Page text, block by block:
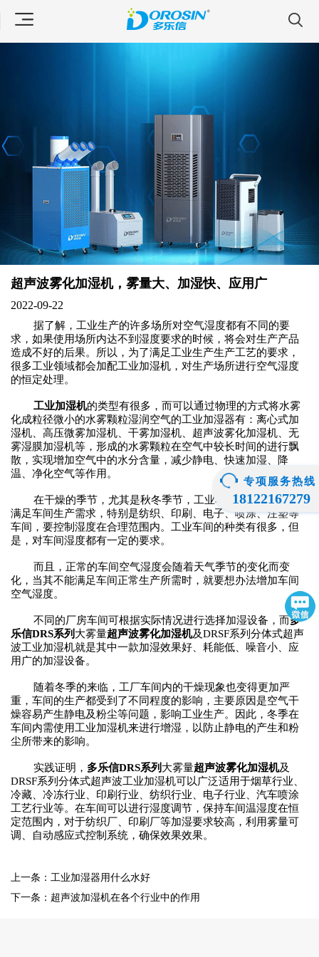
超声波雾化加湿机，雾量大、加湿快、应用广
2022-09-22
据了解，工业生产的许多场所对空气湿度都有不同的要
求，如果使用场所内达不到湿度要求的时候，将会对生产产品
造成不好的后果。所以，为了满足工业生产生产工艺的要求，
很多工业领域都会加配工业加湿机 ，对生产场所进行空气湿度
的恒定处理。
工业加湿机的类型有很多，而可以通过物理的方式将水雾
化成粒径微小的水雾颗粒湿润空气的工业加湿器有：离心式加
湿机 、高压微雾加湿机 、干雾加湿机 、超声波雾化加湿机 、无
雾湿膜加湿机等，形成的水雾颗粒在空气中较长时间的进行飘
散，实现增加空气中的水分含量，减少静电、快速加湿、降
温、净化空气等作用。
在干燥的季节，尤其是秋冬季节，工业车间湿度低，不能
满足车间生产需求，特别是纺织、印刷、电子、喷涂、注塑等
车间，要控制湿度在合理范围内。工业车间的种类有很多，但
是，对车间湿度都有一定的要求。
而且，正常的车间空气湿度会随着天气季节的变化而变
化，当其不能满足车间正常生产所需时，就要想办法增加车间
空气湿度。
不同的厂房车间可根据实际情况进行选择加湿设备，而多
乐信DRS系列 大雾量超声波雾化加湿机及DRSF系列 分体式超声
波工业加湿机就是其中一款加湿效果好、耗能低、噪音小、应
用广的加湿设备。
随着冬季的来临，工厂车间内的干燥现象也变得更加严
重，车间的生产都受到了不同程度的影响，主要原因是空气干
燥容易产生静电及粉尘等问题，影响工业生产。因此，冬季在
车间内需使用工业加湿机来进行增湿，以防止静电的产生和粉
尘所带来的影响。
实践证明， 多乐信DRS系列 大雾量超声波雾化加湿机及
DRSF系列 分体式超声波工业加湿机可以广泛适用于烟草行业、
冷藏、冷冻行业、印刷行业、纺织行业、电子行业、汽车喷涂
工艺行业等。在车间可以进行湿度调节，保持车间温湿度在恒
定范围内，对于纺织厂、印刷厂等加湿要求较高，利用雾量可
调、自动感应式控制系统，确保效果效果。
上一条：工业加湿器用什么水好
下一条：超声波加湿机在各个行业中的作用
专项服务热线
18122167279